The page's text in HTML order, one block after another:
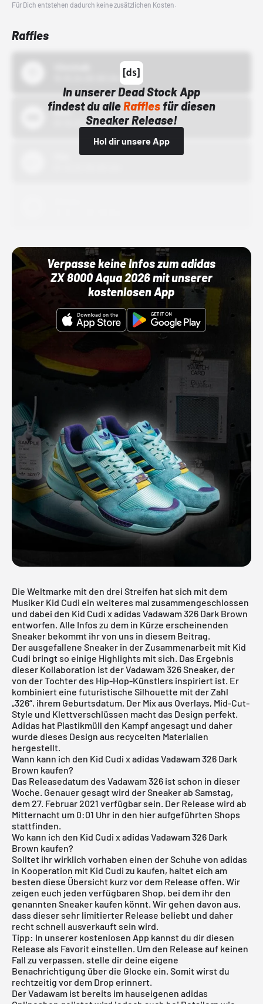
Für Dich entstehen dadurch keine zusätzlichen Kosten.
Raffles
In unserer Dead Stock App
findest du alleRafflesfür diesen
Sneaker Release!
Hol dir unsere App
Bstn
01.10.22 00:00 Uhr
Verpasse keine Infos zum adidas
ZX 8000 Aqua 2026 mit unserer
kostenlosen App
Die Weltmarke mit den drei Streifen hat sich mit dem
Musiker Kid Cudi ein weiteres mal zusammengeschlossen
und dabei den Kid Cudi x adidas Vadawam 326 Dark Brown
entworfen. Alle Infos zu dem in Kürze erscheinenden
Sneaker bekommt ihr von uns in diesem Beitrag.
Der ausgefallene Sneaker in der Zusammenarbeit mit Kid
Cudi bringt so einige Highlights mit sich. Das Ergebnis
dieser Kollaboration ist der Vadawam 326 Sneaker, der
von der Tochter des Hip-Hop-Künstlers inspiriert ist. Er
kombiniert eine futuristische Silhouette mit der Zahl
„326“, ihrem Geburtsdatum. Der Mix aus Overlays, Mid-Cut-
Style und Klettverschlüssen macht das Design perfekt.
Adidas hat Plastikmüll den Kampf angesagt und daher
wurde dieses Design aus recycelten Materialien
hergestellt.
Wann kann ich den Kid Cudi x adidas Vadawam 326 Dark
Brown kaufen?
Das Releasedatum des Vadawam 326 ist schon in dieser
Woche. Genauer gesagt wird der Sneaker ab Samstag,
dem 27. Februar 2021 verfügbar sein. Der Release wird ab
Mitternacht um 0:01 Uhr in den hier aufgeführten Shops
stattfinden.
Wo kann ich den Kid Cudi x adidas Vadawam 326 Dark
Brown kaufen?
Solltet ihr wirklich vorhaben einen der Schuhe von adidas
in Kooperation mit Kid Cudi zu kaufen, haltet eich am
besten diese Übersicht kurz vor dem Release offen. Wir
zeigen euch jeden verfügbaren Shop, bei dem ihr den
genannten Sneaker kaufen könnt. Wir gehen davon aus,
dass dieser sehr limitierter Release beliebt und daher
recht schnell ausverkauft sein wird.
Tipp: In unserer kostenlosen App kannst du dir diesen
Release als Favorit einstellen. Um den Release auf keinen
Fall zu verpassen, stelle dir deine eigene
Benachrichtigung über die Glocke ein. Somit wirst du
rechtzeitig vor dem Drop erinnert.
Der Vadawam ist bereits im hauseigenen adidas